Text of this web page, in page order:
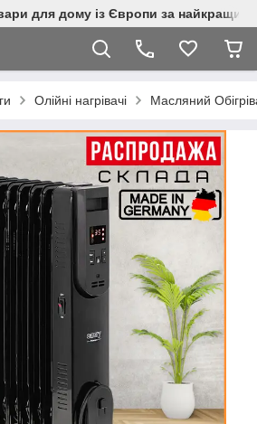
для дому із Європи за
Олійні нагрівачі Масляний